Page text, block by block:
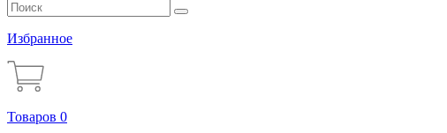
Избранное
Товаров 0